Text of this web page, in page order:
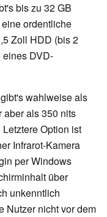
bis zu 32 GB
ordentliche
Zoll HDD (bis 2
DVD-
wahlweise als
aber als 350 nits
Option ist
Infrarot-Kamera
per Windows
über
unkenntlich
Nutzer nicht vor dem